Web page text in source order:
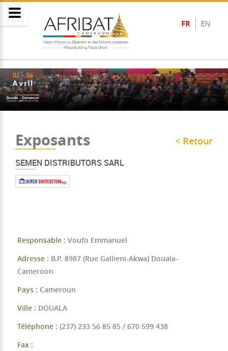
FR EN
Exposants < Retour
SEMEN DISTRIBUTORS SARL
Responsable : Voufo Emmanuel
Adresse : B.P. 8987 (Rue Gallieni-Akwa) Douala-
Cameroon
Pays : Cameroun
Ville : DOUALA
Téléphone : (237) 233 56 85 85 / 670 599 438
Fax :